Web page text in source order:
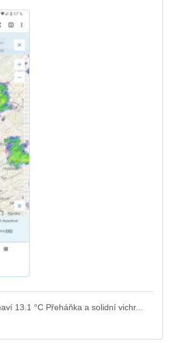
13.1 °C Přeháňka a solidní vichr...